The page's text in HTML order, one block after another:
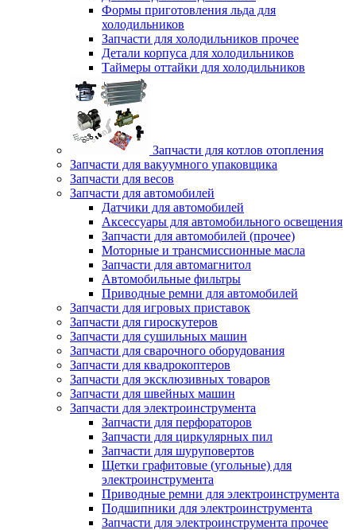
Формы приготовления льда для
холодильников
Запчасти для холодильников прочее
Детали корпуса для холодильников
Таймеры оттайки для холодильников
Запчасти для котлов отопления
Запчасти для вакуумного упаковщика
Запчасти для весов
Запчасти для автомобилей
Датчики для автомобилей
Аксессуары для автомобильного освещения
Запчасти для автомобилей (прочее)
Моторные и трансмиссионные масла
Запчасти для автомагнитол
Автомобильные фильтры
Приводные ремни для автомобилей
Запчасти для игровых приставок
Запчасти для гироскутеров
Запчасти для сушильных машин
Запчасти для сварочного оборудования
Запчасти для квадрокоптеров
Запчасти для эксклюзивных товаров
Запчасти для швейных машин
Запчасти для электроинструмента
Запчасти для перфораторов
Запчасти для циркулярных пил
Запчасти для шуруповертов
Щетки графитовые (угольные) для
электроинструмента
Приводные ремни для электроинструмента
Подшипники для электроинструмента
Запчасти для электроинструмента прочее